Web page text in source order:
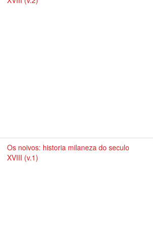
Os noivos: historia milaneza do seculo
XVIII (v.1)